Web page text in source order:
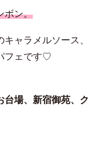
ボン。
ャラメルソース、
フェです♡
台場、 新宿御苑、 ク